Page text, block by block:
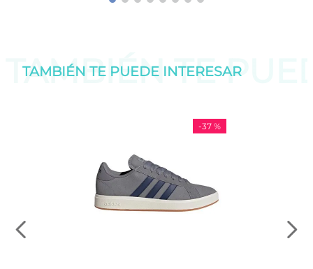
TAMBIÉN TE
TAMBIÉN TE PUEDE INTERESAR
-37 %